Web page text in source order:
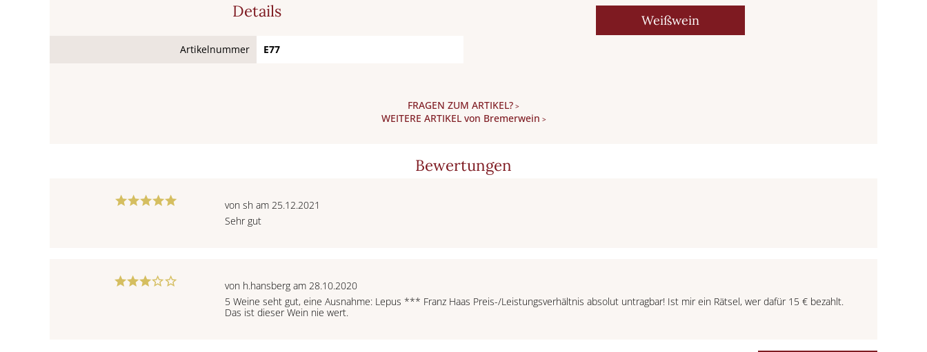
Details
Artikelnummer E77
Weißwein
FRAGEN ZUM ARTIKEL? >
WEITERE ARTIKEL von Bremerwein >
Bewertungen
von sh am 25.12.2021
Sehr gut
von h.hansberg am 28.10.2020
5 Weine seht gut, eine Ausnahme: Lepus *** Franz Haas Preis-/Leistungsverhältnis absolut untragbar! Ist mir ein Rätsel, wer dafür 15 € bezahlt.
Das ist dieser Wein nie wert.